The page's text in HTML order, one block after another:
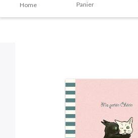
Home Panier